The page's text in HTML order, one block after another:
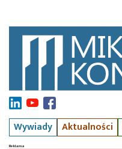
Wywiady Aktualności